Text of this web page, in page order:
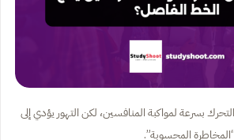
بسرعة لمواكبة المنافسين، لكن التهور يؤدي إلى
المحسوبة”.